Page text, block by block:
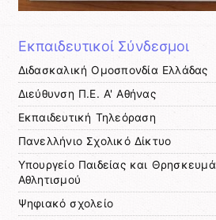
Εκπαιδευτικοί Σύνδεσμοι
Διδασκαλική Ομοσπονδία Ελλάδας
Διεύθυνση Π.Ε. Α' Αθήνας
Εκπαιδευτική Τηλεόραση
Πανελλήνιο Σχολικό Δίκτυο
Υπουργείο Παιδείας και
Αθλητισμού
Ψηφιακό σχολείο